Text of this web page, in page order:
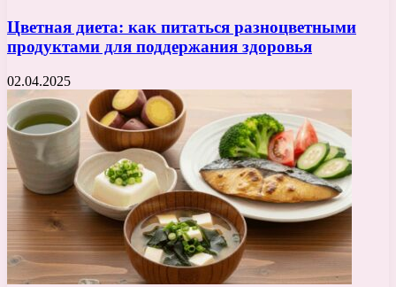
Цветная диета: как питаться разноцветными
продуктами для поддержания здоровья
02.04.2025